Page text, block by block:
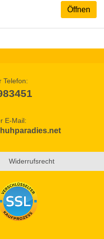
Öffnen
Telefon:
E-Mail:
Widerrufsrecht